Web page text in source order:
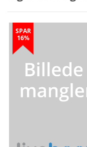
SPAR
16%